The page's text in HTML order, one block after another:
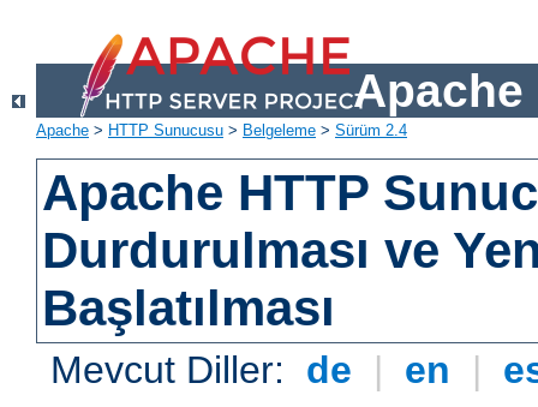
Apache
Apache > HTTP Sunucusu > Belgeleme > Sürüm 2.4
Apache HTTP
Durdurulması ve
Başlatılması
Mevcut Diller: de | en |